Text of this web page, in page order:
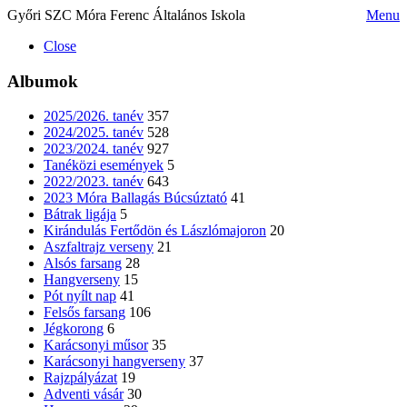
Győri SZC Móra Ferenc Általános Iskola
Menu
Close
Albumok
2025/2026. tanév 357
2024/2025. tanév 528
2023/2024. tanév 927
Tanéközi események 5
2022/2023. tanév 643
2023 Móra Ballagás Búcsúztató 41
Bátrak ligája 5
Kirándulás Fertődön és Lászlómajoron 20
Aszfaltrajz verseny 21
Alsós farsang 28
Hangverseny 15
Pót nyílt nap 41
Felsős farsang 106
Jégkorong 6
Karácsonyi műsor 35
Karácsonyi hangverseny 37
Rajzpályázat 19
Adventi vásár 30